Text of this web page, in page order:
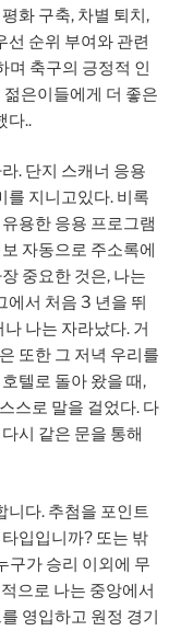
화 구축, 차별 퇴치,
선 순위 부여와 관련
며 축구의 긍정적 인
은이들에게 더 좋은
다..
. 단지 스캐너 응용
를 지니고있다. 비록
용한 응용 프로그램
자동으로 주소록에
중요한 것은, 나는
에서 처음 3 년을 뛰
나는 자라났다. 거
또한 그 저녁 우리를
텔로 돌아 왔을 때,
스로 말을 걸었다. 다
시 같은 문을 통해
니다. 추첨을 포인트
입입니까? 또는 밖
구가 승리 이외에 무
으로 나는 중앙에서
영입하고 원정 경기